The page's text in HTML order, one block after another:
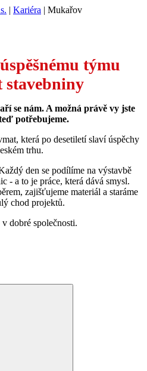
| Kariéra | Mukařov
týmu
stavebniny
se nám. A možná právě vy jste
potřebujeme.
která po desetiletí slaví úspěchy
trhu.
den se podílíme na výstavbě
- a to je práce, která dává smysl.
zajišťujeme materiál a staráme
chod projektů.
dobré společnosti.